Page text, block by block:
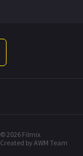
© 2026 Filmix
Created by AWM Team